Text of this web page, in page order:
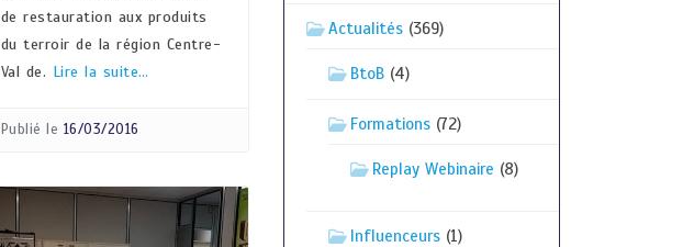
de restauration aux produits
du terroir de la région Centre-
Val de. Lire la suite…
Publié le 16/03/2016
Actualités(369)
BtoB(4)
Formations(72)
Replay Webinaire (8)
Influenceurs(1)